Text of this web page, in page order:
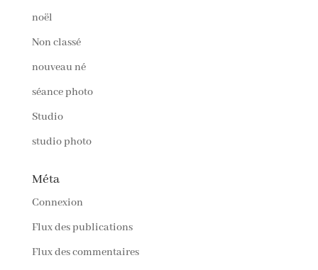
noël
Non classé
nouveau né
séance photo
Studio
studio photo
Méta
Connexion
Flux des publications
Flux des commentaires